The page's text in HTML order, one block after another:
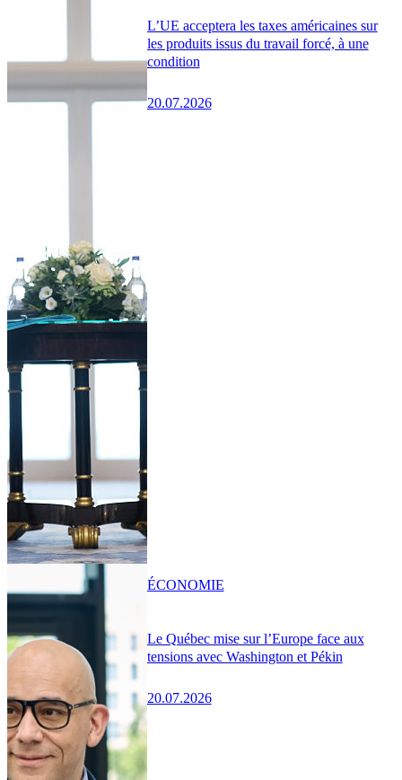
L’UE acceptera les taxes américaines sur
les produits issus du travail forcé, à une
condition
20.07.2026
Le Québec mise sur l’Europe face aux
tensions avec Washington et Pékin
20.07.2026
ÉCONOMIE